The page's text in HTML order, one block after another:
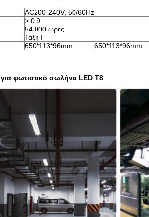
AC200-240V, 50/60Hz
> 0.9
54,000 ώρες
Τάξη Ι
650*113*96mm 650*113*96mm
φωτιστικό σωλήνα LED T8